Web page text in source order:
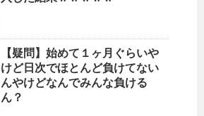
【疑問】始めて１ヶ月ぐらいや
けど日次でほとんど負けてない
んやけどなんでみんな負ける
ん？